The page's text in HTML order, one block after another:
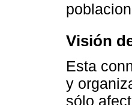
Visión
Esta
y
sólo